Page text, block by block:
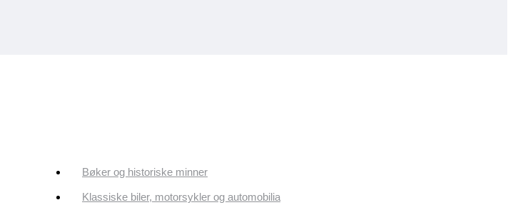
Bøker og historiske minner
Klassiske biler, motorsykler og automobilia